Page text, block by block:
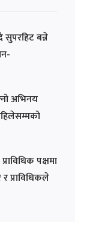
सुपरहिट बन्ने
अभिनय
पक्षमा
प्राविधिकले